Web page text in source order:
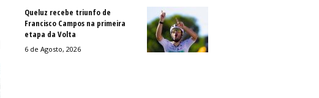
Queluz recebe triunfo de
Francisco Campos na primeira
etapa da Volta
6 de Agosto, 2026